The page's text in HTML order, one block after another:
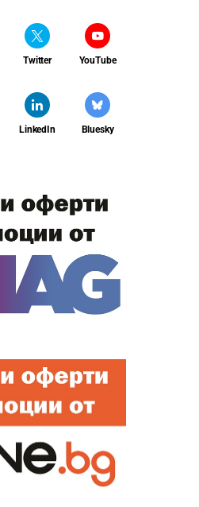
Twitter YouTube
LinkedIn Bluesky